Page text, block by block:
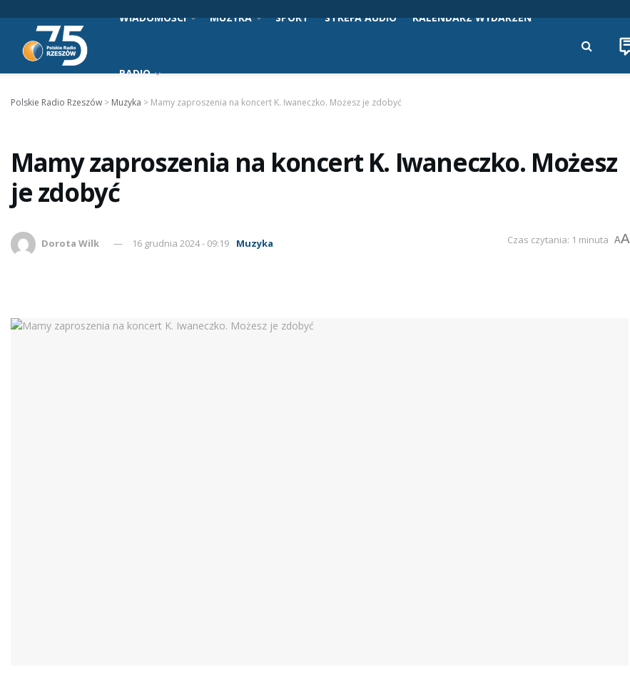
WIADOMOŚCI MUZYKA SPORT STREFA AUDIO KALENDARZ WYDARZEŃ
RADIO
Polskie Radio Rzeszów > Muzyka > Mamy zaproszenia na koncert K. Iwaneczko. Możesz je zdobyć
Mamy zaproszenia na koncert K. Iwaneczko. Możesz
je zdobyć
Dorota Wilk 16 grudnia 2024 - 09:19 Muzyka Czas czytania: 1 minuta AA